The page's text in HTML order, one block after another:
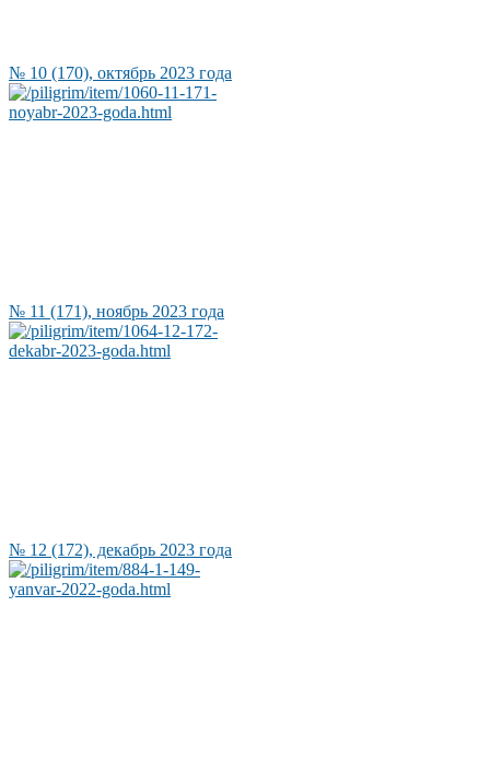
№ 10 (170), октябрь 2023 года
№ 11 (171), ноябрь 2023 года
№ 12 (172), декабрь 2023 года